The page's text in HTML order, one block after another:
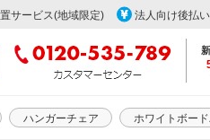
サービス(地域限定) 法人向け後払い
ハンガーチェア ホワイトボー